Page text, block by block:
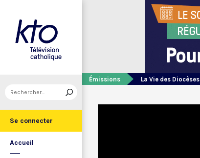
Se connecter
Accueil
Émissions La Vie des Diocèses